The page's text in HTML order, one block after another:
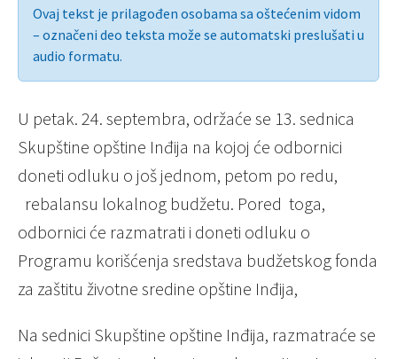
Ovaj tekst je prilagođen osobama sa oštećenim vidom
– označeni deo teksta može se automatski preslušati u
audio formatu.
U petak. 24. septembra, održaće se 13. sednica
Skupštine opštine Inđija na kojoj će odbornici
doneti odluku o još jednom, petom po redu,
rebalansu lokalnog budžetu. Pored toga,
odbornici će razmatrati i doneti odluku o
Programu korišćenja sredstava budžetskog fonda
za zaštitu životne sredine opštine Inđija,
Na sednici Skupštine opštine Inđija, razmatraće se